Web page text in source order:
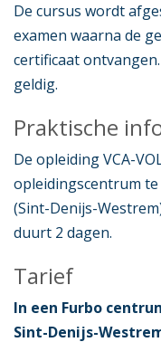
De cursus wordt
examen waarna de
certificaat
geldig.
Praktische
De opleiding VCA-
opleidingscentrum
(Sint-Denijs-
duurt 2 dagen.
Tarief
In een Furbo
Sint-Denijs-